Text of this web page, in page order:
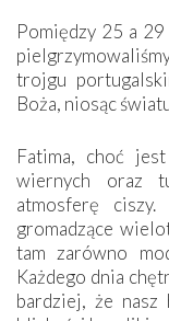
Pomiędzy 25 a
trojgu
Boża, niosąc
Fatima, choć
wiernych oraz
atmosferę ciszy.
gromadzące
tam zarówno
Każdego dnia
bardziej, że nasz